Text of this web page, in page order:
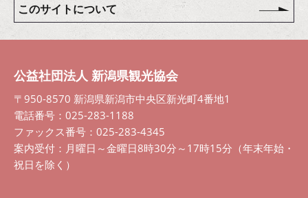
このサイトについて
公益社団法人 新潟県観光協会
〒950-8570 新潟県新潟市中央区新光町4番地1
電話番号：025-283-1188
ファックス番号：025-283-4345
案内受付：月曜日～金曜日8時30分～17時15分（年末年始・
祝日を除く）